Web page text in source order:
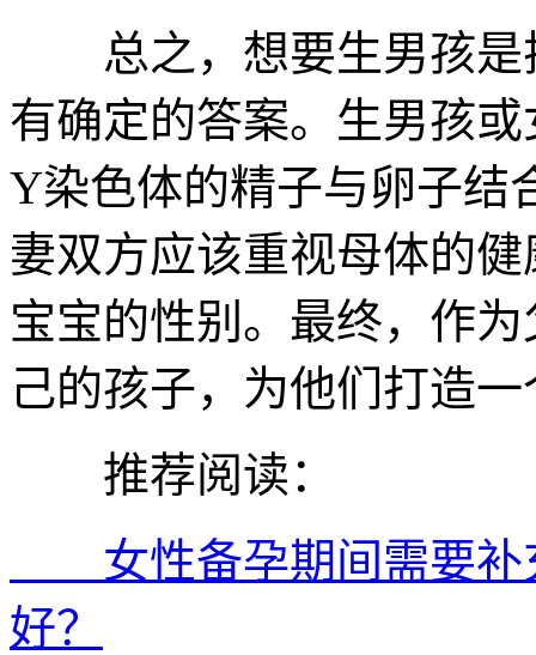
总之，想要生男孩是
有确定的答案。生男孩
Y染色体的精子与卵子结
妻双方应该重视母体的
宝宝的性别。最终，作
己的孩子，为他们打造
推荐阅读：
女性备孕期间需要补
好？